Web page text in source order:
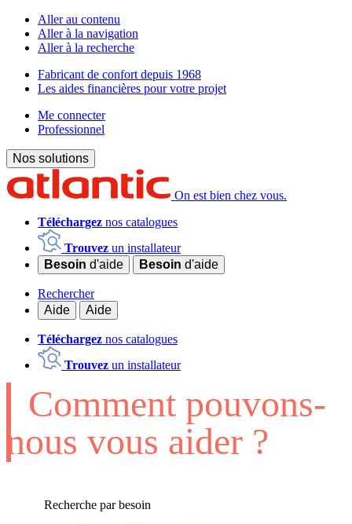
Aller au contenu
Aller à la navigation
Aller à la recherche
Fabricant de confort depuis 1968
Les aides financières pour votre projet
Me connecter
Professionnel
Nos solutions
On est bien chez vous.
Téléchargez nos catalogues
Trouvez un installateur
Besoin d'aide Besoin d'aide
Rechercher
Aide
Aide
Téléchargez nos catalogues
Trouvez un installateur
Comment pouvons-
nous vous aider ?
Recherche par besoin